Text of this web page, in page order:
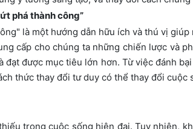
phá thành công”
là một hướng dẫn hữu ích và thú vị
cấp cho chúng ta những chiến lược và
được mục tiêu lớn hơn. Từ việc đánh
thức thay đổi tư duy có thể thay đổi cuộc
trong cuộc sống hiện đại. Tuy nhiên,